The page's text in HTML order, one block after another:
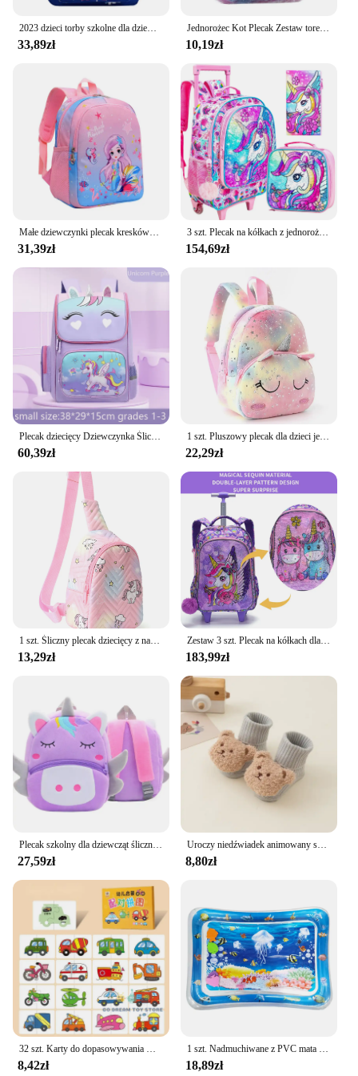
2023 dzieci torby szkolne dla dziewczynek dziecko słodkie wzór jednorożca plecak dla dzieci dla 2-5 lat mała księżniczka dziewczynka torba przedszkolna
33,89zł
Jednorożec Kot Plecak Zestaw torebek Kawaii Śliczny kolorowy jednorożec Kot Kitty Torba na ramię Zestaw upominkowy dla małych dziewczynek
10,19zł
Małe dziewczynki plecak kreskówka jednorożec syrenka drukuj tornister na przedszkole elementarny prezent dla dzieci plecaki dla dziewczyn
31,39zł
3 szt. Plecak na kółkach z jednorożcem dla dziewczynek, plecaki szkolne dla dzieci z kółkami, torba na kółkach z pudełkiem na drugie śniadanie dla przedszkolaków podstawowych
154,69zł
60,39zł
1 szt. Pluszowy plecak dla dzieci jednorożec z nadrukiem, odpowiedni dla dziewcząt, studentów, podróży na świeżym powietrzu, szkoły, prezenty świąteczne
22,29zł
13,29zł
Zestaw 3 szt. Plecak na kółkach dla dziewczynek tornister na kółkach z torbą na lunch i długopisem fioletowy jednorożec śliczne cekiny świecące w ciemności
183,99zł
27,59zł
Uroczy niedźwiadek animowany skarpetki dziecięce dla chłopca dziewczynki zimowe miękkie bawełniane skarpety antypoślizgowe noworodek niemowlę
8,80zł
8,42zł 18,89zł